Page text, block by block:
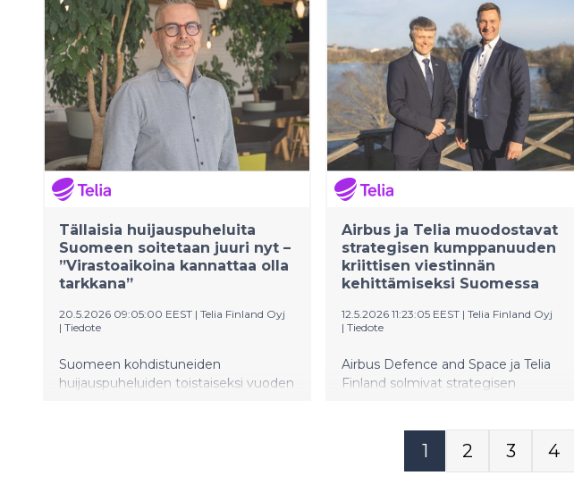
tapahtumassa. Listalle valittiin 45
hakijan joukosta 12 edelläkävijää, joista
neljä sai erityisen kunniamaininnan.
Tämän vuoden listaus heijastaa
Suomen datakyvykkyyksien
kypsymistä datatalouden kokeiluista
kohti strategista infrastruktuuria.
Datan jakamisesta on kehittymässä
Suomelle keskeinen tuottavuuden
lähde.
pilveen sijoitetun kvanttitietokoneen
avulla. Menetelmän on
valmistuttuaan tarkoitus suojata
viestejä sekä klassisen että
kvanttilaskennan keinoja hyödyntäviä
murtoyrityksiä vastaan.
Tällaisia huijauspuheluita
Suomeen soitetaan juuri nyt –
”Virastoaikoina kannattaa olla
tarkkana”
20.5.2026 09:05:00 EEST | Telia Finland Oyj
| Tiedote
Suomeen kohdistuneiden
huijauspuheluiden toistaiseksi vuoden
Airbus ja Telia muodostavat
strategisen kumppanuuden
kriittisen viestinnän
kehittämiseksi Suomessa
12.5.2026 11:23:05 EEST | Telia Finland Oyj
| Tiedote
Airbus Defence and Space ja Telia
Finland solmivat strategisen
suorituskykyä ja resilienssiä
Suomessa.
1 2 3 4